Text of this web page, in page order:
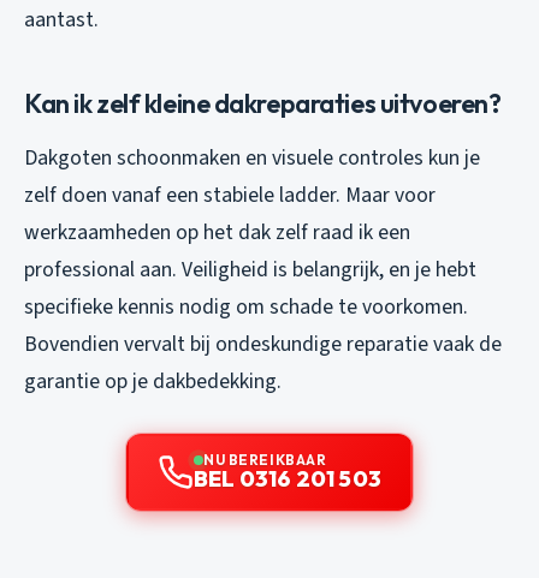
aantast.
Kan ik zelf kleine dakreparaties uitvoeren?
Dakgoten schoonmaken en visuele controles kun je
zelf doen vanaf een stabiele ladder. Maar voor
werkzaamheden op het dak zelf raad ik een
professional aan. Veiligheid is belangrijk, en je hebt
specifieke kennis nodig om schade te voorkomen.
Bovendien vervalt bij ondeskundige reparatie vaak de
garantie op je dakbedekking.
NU BEREIKBAAR
BEL 0316 201 503